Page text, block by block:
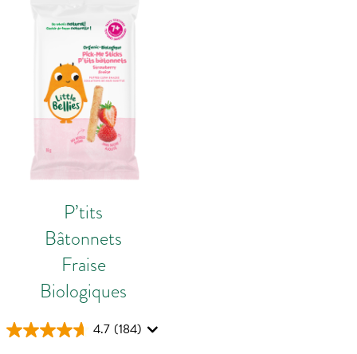
P’tits
Bâtonnets
Fraise
Biologiques
4.7 (184)